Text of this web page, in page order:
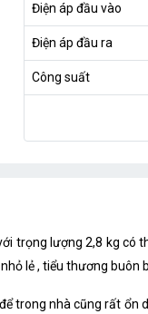
Điện áp đầu vào
Điện áp đầu ra
Công suất
trọng lượng 2,8 kg có
lẻ , tiểu thương buôn
trong nhà cũng rất